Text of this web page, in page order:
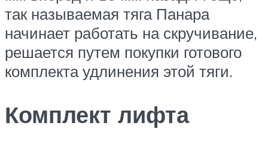
так называемая тяга Панара
начинает работать на скручивание,
решается путем покупки готового
комплекта удлинения этой тяги.
Комплект лифта